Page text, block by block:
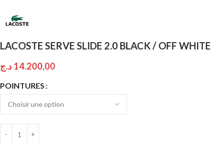
LACOSTE SERVE SLIDE 2.0 BLACK / OFF WHITE
14.200,00 د.ج
POINTURES